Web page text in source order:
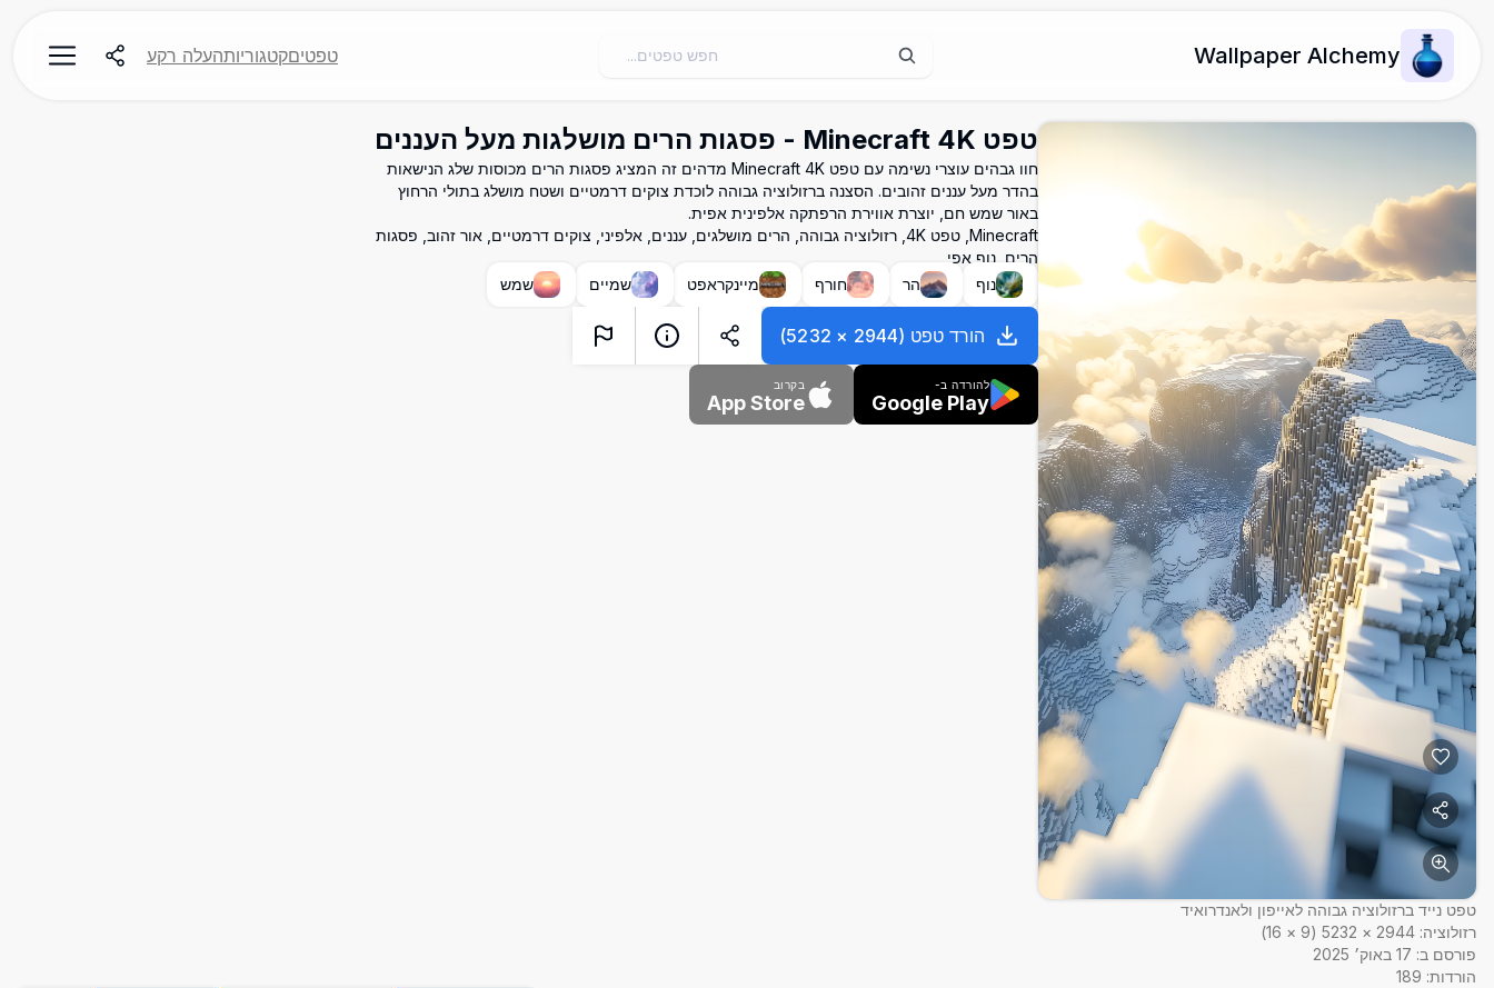
Wallpaper Alchemy טפטיםקטגוריותהעלה רקע
טפט נייד ברזולוציה גבוהה לאייפון ולאנדרואיד
רזולוציה: 2944
×
5232
(
9
×
16
)
פורסם ב: 17 באוק׳ 2025
הורדות: 189
טפט Minecraft 4K - פסגות הרים מושלגות מעל העננים
חוו גבהים עוצרי נשימה עם טפט Minecraft 4K מדהים זה המציג פסגות הרים מכוסות שלג הנישאות
בהדר מעל עננים זהובים. הסצנה ברזולוציה גבוהה לוכדת צוקים דרמטיים ושטח מושלג בתולי הרחוץ
באור שמש חם, יוצרת אווירת הרפתקה אלפינית אפית.
Minecraft, טפט 4K, רזולוציה גבוהה, הרים מושלגים, עננים, אלפיני, צוקים דרמטיים, אור זהוב, פסגות
הרים, נוף אפי
נוף
הר חורף מיינקראפט שמיים שמש
הורד טפט (
2944
×
5232
)
להורדה ב-
Google Play
בקרוב
App Store